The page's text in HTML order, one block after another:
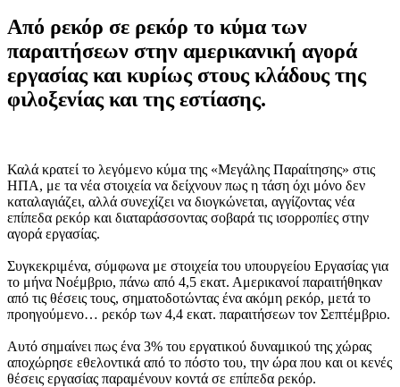
Από ρεκόρ σε ρεκόρ το κύμα των
παραιτήσεων στην αμερικανική αγορά
εργασίας και κυρίως στους κλάδους της
φιλοξενίας και της εστίασης.
Καλά κρατεί το λεγόμενο κύμα της «Μεγάλης Παραίτησης» στις
ΗΠΑ, με τα νέα στοιχεία να δείχνουν πως η τάση όχι μόνο δεν
καταλαγιάζει, αλλά συνεχίζει να διογκώνεται, αγγίζοντας νέα
επίπεδα ρεκόρ και διαταράσσοντας σοβαρά τις ισορροπίες στην
αγορά εργασίας.
Συγκεκριμένα, σύμφωνα με στοιχεία του υπουργείου Εργασίας για
το μήνα Νοέμβριο, πάνω από 4,5 εκατ. Αμερικανοί παραιτήθηκαν
από τις θέσεις τους, σηματοδοτώντας ένα ακόμη ρεκόρ, μετά το
προηγούμενο… ρεκόρ των 4,4 εκατ. παραιτήσεων τον Σεπτέμβριο.
Αυτό σημαίνει πως ένα 3% του εργατικού δυναμικού της χώρας
αποχώρησε εθελοντικά από το πόστο του, την ώρα που και οι κενές
θέσεις εργασίας παραμένουν κοντά σε επίπεδα ρεκόρ.